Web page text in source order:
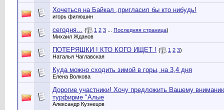
Хочеться на Байкал ,пригласил бы кто нибудь!
игорь филюшин
сегодня... ( 1 2 3 Последняя страница)
Михаил Жданов
ПОТЕРЯШКИ ! КТО КОГО ИЩЕТ ! ( 1 2 3)
Наталья Чаглавская
Куда можно сходить зимой в горы, на 3,4 дня
Елена Волкова
Дорогие участники! Хочу предложить Вашему
турфирме "Алые
Александр Кузнецов